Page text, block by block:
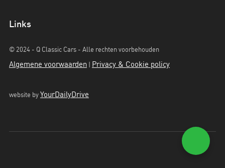
Links
© 2024 - Q Classic Cars - Alle rechten voorbehouden
Algemene voorwaarden Privacy & Cookie policy
website by YourDailyDrive